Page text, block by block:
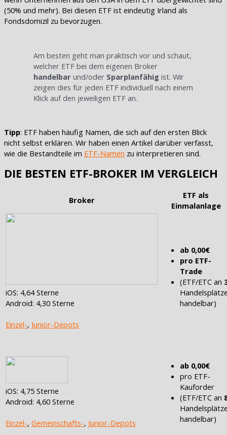
(50% und mehr). Bei diesen ETF ist eindeutig Irland als
Fondsdomizil zu bevorzugen.
Am besten geht man praktisch vor und schaut,
welcher ETF bei dem eigenen Broker
handelbarund/oder Sparplanfähig ist. Wir
zeigen dies für jeden ETF individuell nach einem
Klick auf den jeweiligen ETF an.
Tipp: ETF haben häufig Namen, die sich auf den ersten Blick
nicht selbst erklären. Wir haben einen Artikel darüber verfasst,
wie die Bestandteile im ETF-Namen zu interpretieren sind.
DIE BESTEN ETF-BROKER IM VERGLEICH
Broker
ETF als
Einmalanlage
iOS: 4,64 Sterne
Android: 4,30 Sterne
Einzel-, Junior-Depots
ab 0,00€
pro ETF-
Trade
(ETF/ETC an
handelbar)
iOS: 4,75 Sterne
Android: 4,60 Sterne
Einzel-, Gemeinschafts-, Junior-Depots
ab 0,00€
pro ETF-
Kauforder
(ETF/ETC an
handelbar)